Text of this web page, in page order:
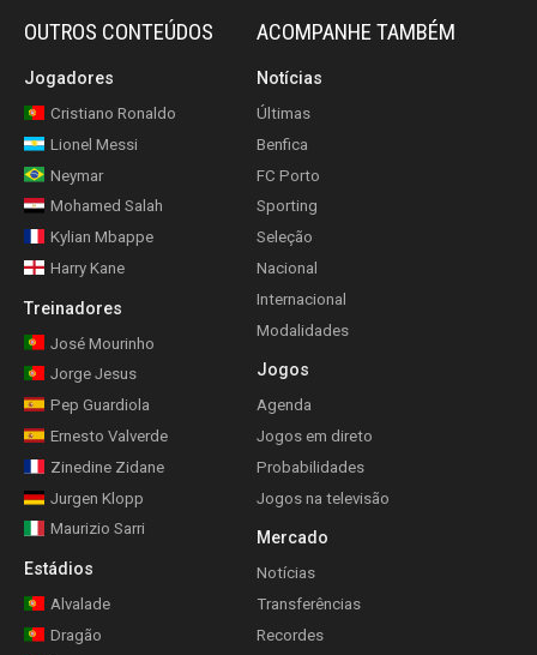
OUTROS CONTEÚDOS
Jogadores
Cristiano Ronaldo
Lionel Messi
Neymar
Mohamed Salah
Kylian Mbappe
Harry Kane
Treinadores
José Mourinho
Jorge Jesus
Pep Guardiola
Ernesto Valverde
Zinedine Zidane
Jurgen Klopp
Maurizio Sarri
Estádios
Alvalade
Dragão
ACOMPANHE TAMBÉM
Notícias
Últimas
Benfica
FC Porto
Sporting
Seleção
Nacional
Internacional
Modalidades
Jogos
Agenda
Jogos em direto
Probabilidades
Jogos na televisão
Mercado
Notícias
Transferências
Recordes